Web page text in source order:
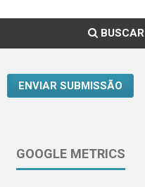
BUSCAR
ENVIAR SUBMISSÃO
GOOGLE METRICS